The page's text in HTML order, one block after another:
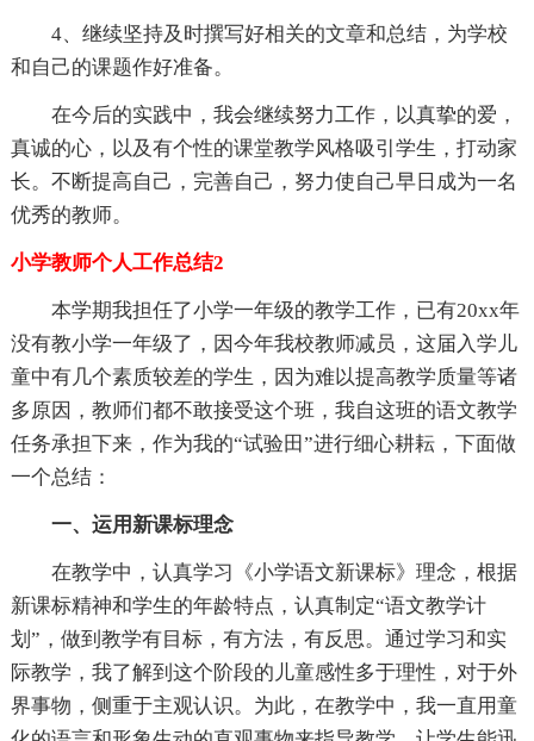
4、继续坚持及时撰写好相关的文章和总结，为学校
和自己的课题作好准备。
在今后的实践中，我会继续努力工作，以真挚的爱，
真诚的心，以及有个性的课堂教学风格吸引学生，打动家
长。不断提高自己，完善自己，努力使自己早日成为一名
优秀的教师。
小学教师个人工作总结2
本学期我担任了小学一年级的教学工作，已有20xx年
没有教小学一年级了，因今年我校教师减员，这届入学儿
童中有几个素质较差的学生，因为难以提高教学质量等诸
多原因，教师们都不敢接受这个班，我自这班的语文教学
任务承担下来，作为我的“试验田”进行细心耕耘，下面做
一个总结：
一、运用新课标理念
在教学中，认真学习《小学语文新课标》理念，根据
新课标精神和学生的年龄特点，认真制定“语文教学计
划”，做到教学有目标，有方法，有反思。通过学习和实
际教学，我了解到这个阶段的儿童感性多于理性，对于外
界事物，侧重于主观认识。为此，在教学中，我一直用童